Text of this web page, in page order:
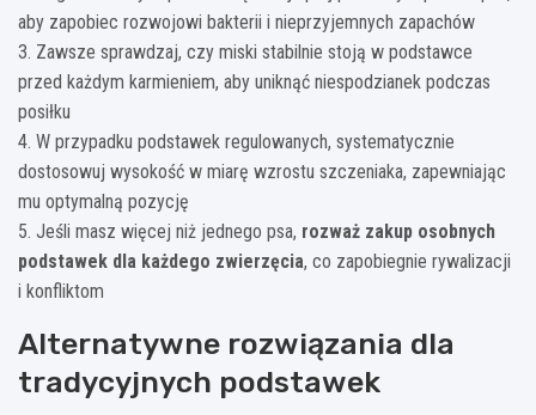
aby zapobiec rozwojowi bakterii i nieprzyjemnych zapachów
3. Zawsze sprawdzaj, czy miski stabilnie stoją w podstawce
przed każdym karmieniem, aby uniknąć niespodzianek podczas
posiłku
4. W przypadku podstawek regulowanych, systematycznie
dostosowuj wysokość w miarę wzrostu szczeniaka, zapewniając
mu optymalną pozycję
5. Jeśli masz więcej niż jednego psa, rozważ zakup osobnych
podstawek dla każdego zwierzęcia, co zapobiegnie rywalizacji
i konfliktom
Alternatywne rozwiązania dla
tradycyjnych podstawek